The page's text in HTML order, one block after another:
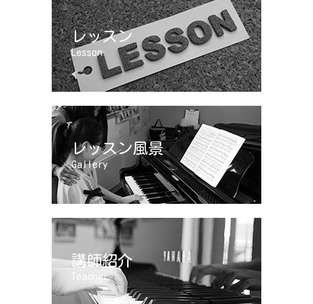
レッスン
Lesson
レッスン風景
Gallery
講師紹介
Teacher